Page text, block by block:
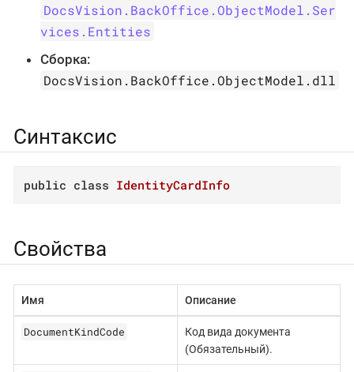
DocsVision.BackOffice.ObjectModel.Ser
vices.Entities
Сборка:
DocsVision.BackOffice.ObjectModel.dll
Синтаксис
public class IdentityCardInfo
Свойства
Имя Описание
DocumentKindCode
Код вида документа
(Обязательный).